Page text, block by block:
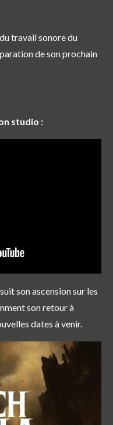
travail sonore du
de son prochain
studio :
son ascension sur les
son retour à
dates à venir.